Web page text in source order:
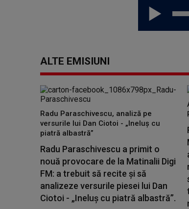
ALTE EMISIUNI
Radu Paraschivescu, analiză pe
versurile lui Dan Ciotoi - „Ineluș cu
piatră albastră”
Radu Paraschivescu a primit o
nouă provocare de la Matinalii Digi
FM: a trebuit să recite și să
analizeze versurile piesei lui Dan
Ciotoi - „Ineluș cu piatră albastră”.